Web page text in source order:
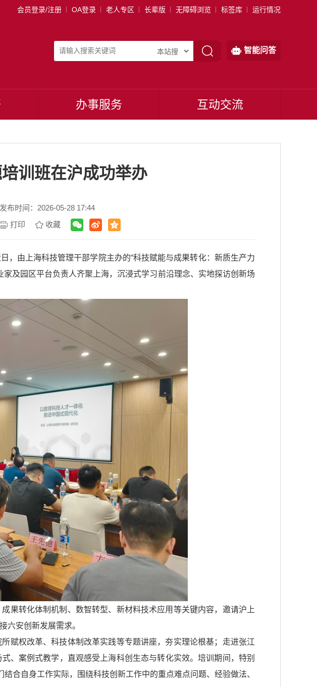
会员登录/注册 OA登录 老人专区 长辈版 无障碍浏览 标签库 运行情况
智能问答
办事服务 互动交流
训班在沪成功举办
发布时间：2026-05-28 17:44
打印 收藏
，由上海科技管理干部学院主办的“科技赋能与成果转化：新质生产力
及园区平台负责人齐聚上海，沉浸式学习前沿理念、实地探访创新场
果转化体制机制、数智转型、新材料技术应用等关键内容，邀请沪上
六安创新发展需求。
赋权改革、科技体制改革实践等专题讲座，夯实理论根基；走进张江
、案例式教学，直观感受上海科创生态与转化实效。培训期间，特别
合自身工作实际，围绕科技创新工作中的重点难点问题、经验做法、